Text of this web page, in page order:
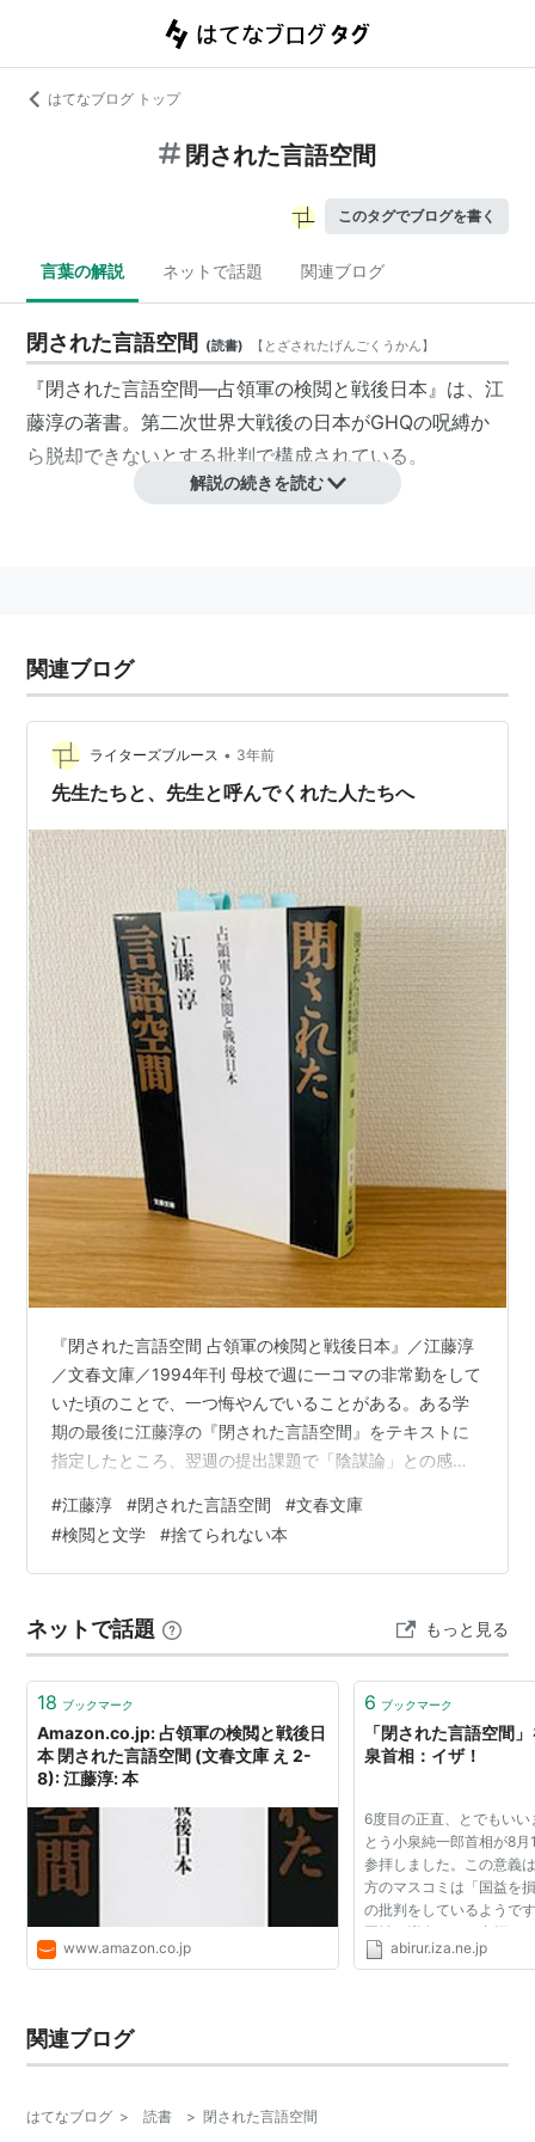
はてなブログ トップ
閉された言語空間
このタグでブログを書く
言葉の解説 ネットで話題 関連ブログ
閉された言語空間 (読書) 【 とざされたげんごくうかん】
『閉された言語空間―占領軍の検閲と戦後日本』は、江
藤淳の著書。第二次世界大戦後の日本がGHQの呪縛か
ら脱却できないとする批判で構成されている。
の殲滅戦が始まる。自己破壊による新しいタブーの自己
増殖が。関連著作『一九四六年憲法-その拘束―その
他』。
占領軍の検閲と戦後日本 閉された
作者: 江藤淳
出版社/メーカー:文藝春秋
発売日:1994/01/10
メディア:
文庫
購入
クリック : 453回
この商品を含むブログ (46件) を見る
参考図書
GHQ作成の情報操作書「真相箱」
の呪縛を解く―戦後日本人の歴史
観はこうして歪められた(小学館文
作者:
出版社/メーカー:
小学館
発売日:2002/08/01
メディア:文庫
購入: 7人クリック: 91回
解説の続きを読む
関連ブログ
ライターズブルース • 3年前
先生たちと、先生と呼んでくれた人たちへ
『閉された言語空間 占領軍の検閲と戦後日本』／江藤淳
／文春文庫／1994年刊 母校で週に一コマの非常勤をして
いた頃のことで、一つ悔やんでいることがある。ある学
期の最後に江藤淳の『閉された言語空間』をテキストに
指定したところ、翌週の提出課題で「陰謀論」との感想
るいは不適切だったということだ。他の著作を指定する
べきだっただろうかと、今でも時々思い返す。 「ライテ
ィング技法ワークショップ」というのが担当した講座名
の先生に機会を与えたのが江藤淳だった。作文技術を身
につけようと欲する学生にとって、江藤淳の…
#江藤淳 #閉された言語空間 #文春文庫
#検閲と文学 #捨てられない本
ネットで話題 もっと見る
18 ブックマーク
Amazon.co.jp: 占領軍の検閲と戦後日
本 閉された言語空間 (文春文庫 え 2-
8): 江藤淳: 本
www.amazon.co.jp
6 ブックマーク
「閉された言語空間
泉首相：イザ！
6度目の正直、とでもい
とう小泉純一郎首相が8
参拝しました。この意義
方のマスコミは「国益を
の批判をしているようで
国益を増進させた参拝で
まり勉強家でも理論家で
abirur.iza.ne.jp
関連ブログ
はてなブログ > 読書 > 閉された言語空間